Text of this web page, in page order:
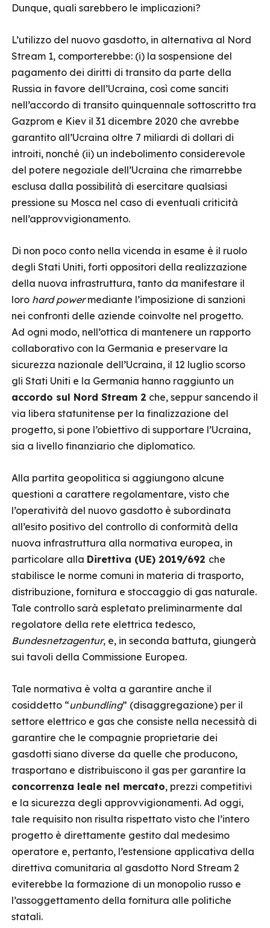
Dunque, quali sarebbero le implicazioni?
L’utilizzo del nuovo gasdotto, in alternativa al Nord
Stream 1, comporterebbe: (i) la sospensione del
pagamento dei diritti di transito da parte della
Russia in favore dell’Ucraina, così come sanciti
nell’accordo di transito quinquennale sottoscritto tra
Gazprom e Kiev il 31 dicembre 2020 che avrebbe
garantito all’Ucraina oltre 7 miliardi di dollari di
introiti, nonché (ii) un indebolimento considerevole
del potere negoziale dell’Ucraina che rimarrebbe
esclusa dalla possibilità di esercitare qualsiasi
pressione su Mosca nel caso di eventuali criticità
nell’approvvigionamento.
Di non poco conto nella vicenda in esame è il ruolo
degli Stati Uniti, forti oppositori della realizzazione
della nuova infrastruttura, tanto da manifestare il
loro hard powermediante l’imposizione di sanzioni
nei confronti delle aziende coinvolte nel progetto.
Ad ogni modo, nell’ottica di mantenere un rapporto
collaborativo con la Germania e preservare la
sicurezza nazionale dell’Ucraina, il 12 luglio scorso
gli Stati Uniti e la Germania hanno raggiunto un
accordo sul Nord Stream 2 che, seppur sancendo il
via libera statunitense per la finalizzazione del
progetto, si pone l’obiettivo di supportare l’Ucraina,
sia a livello finanziario che diplomatico.
Alla partita geopolitica si aggiungono alcune
questioni a carattere regolamentare, visto che
l’operatività del nuovo gasdotto è subordinata
all’esito positivo del controllo di conformità della
nuova infrastruttura alla normativa europea, in
particolare alla Direttiva (UE) 2019/692 che
stabilisce le norme comuni in materia di trasporto,
distribuzione, fornitura e stoccaggio di gas naturale.
Tale controllo sarà espletato preliminarmente dal
regolatore della rete elettrica tedesco,
Bundesnetzagentur, e, in seconda battuta, giungerà
sui tavoli della Commissione Europea.
Tale normativa è volta a garantire anche il
cosiddetto “unbundling” (disaggregazione) per il
settore elettrico e gas che consiste nella necessità di
garantire che le compagnie proprietarie dei
gasdotti siano diverse da quelle che producono,
trasportano e distribuiscono il gas per garantire la
concorrenza leale nel mercato, prezzi competitivi
e la sicurezza degli approvvigionamenti. Ad oggi,
tale requisito non risulta rispettato visto che l’intero
progetto è direttamente gestito dal medesimo
operatore e, pertanto, l’estensione applicativa della
direttiva comunitaria al gasdotto Nord Stream 2
eviterebbe la formazione di un monopolio russo e
l’assoggettamento della fornitura alle politiche
statali.